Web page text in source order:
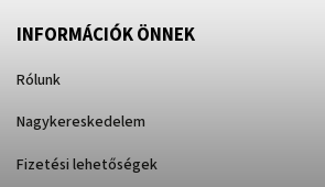
INFORMÁCIÓK ÖNNEK
Rólunk
Nagykereskedelem
Fizetési lehetőségek